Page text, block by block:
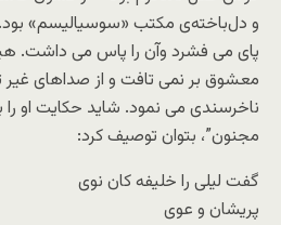
و دل‌باخته‌ی مکتب «سوسیالیسم»
پای می فشرد وآن را پاس می داشت.
معشوق بر نمی تافت و از صداهای
ناخرسندی می نمود. شاید حکایت او را
مجنون”، بتوان توصیف کرد:
گفت لیلی را خلیفه کان
پریشان و عوی